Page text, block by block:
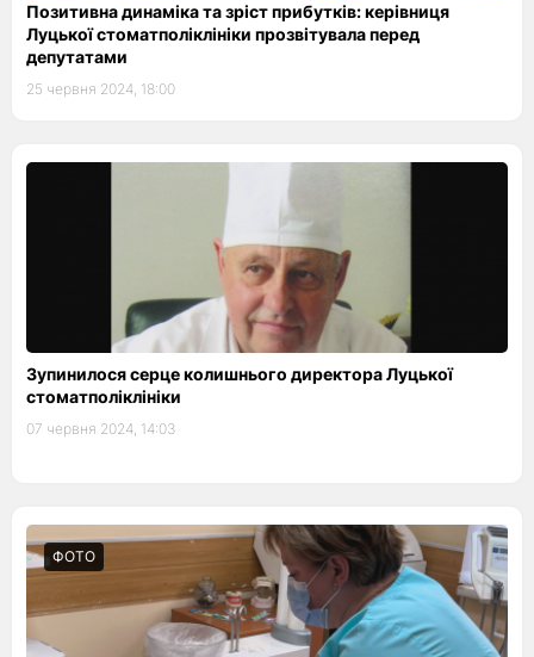
Позитивна динаміка та зріст прибутків: керівниця
Луцької стоматполіклініки прозвітувала перед
депутатами
25 червня 2024, 18:00
Зупинилося серце колишнього директора Луцької
стоматполіклініки
07 червня 2024, 14:03
ФОТО